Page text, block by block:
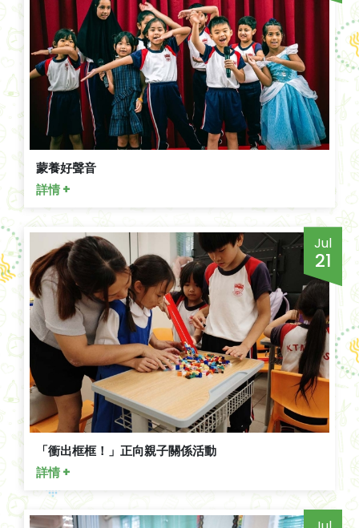
蒙養好聲音
詳情 +
Jul
21
「衝出框框！」正向親子關係活動
詳情 +